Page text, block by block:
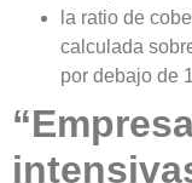
la ratio de
calculada
por debajo de